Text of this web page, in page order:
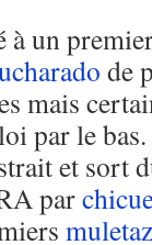
un
de
mais
par le
et sort
par